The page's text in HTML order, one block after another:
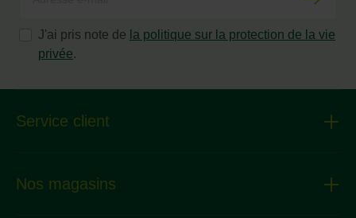
J'ai pris note de la politique sur la protection de la vie
privée.
Service client
Nos magasins